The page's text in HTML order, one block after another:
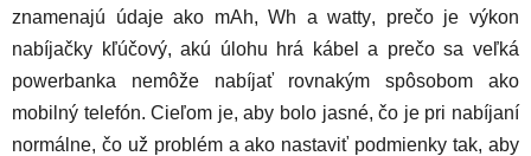
znamenajú údaje ako mAh,Wh awatty, prečo je výkon
nabíjačky kľúčový, akú úlohu hrá kábel a prečo sa veľká
powerbanka nemôže nabíjať rovnakým spôsobom ako
mobilný telefón. Cieľom je, aby bolo jasné, čo je pri nabíjaní
normálne, čo už problém a ako nastaviť podmienky tak, aby